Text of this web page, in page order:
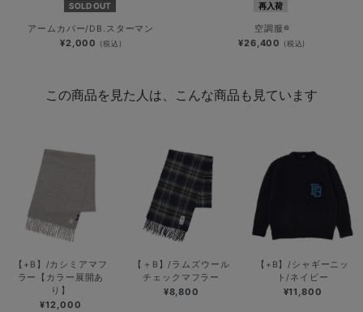
SOLD OUT
アームカバー/DB.スターマン
¥2,000 (税込)
再入荷
空調服®
¥26,400 (税込)
この商品を見た人は、こんな商品も見ています
【+B】/カシミアマフ
ラー【カラー展開あ
り】
¥12,000
【＋B】/ラムズウール
チェックマフラー
¥8,800
【+B】/シャギーニッ
ト/ネイビー
¥11,800